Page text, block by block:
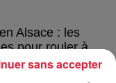
Alsace : les
pour rouler à...
sans accepter